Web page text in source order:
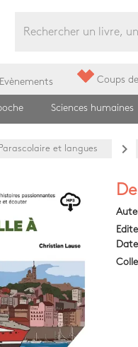
Evènements Coups
Sciences humaines
Parascolaire et langues navigate_next